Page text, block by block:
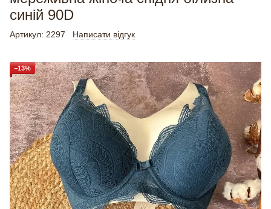
синій 90D
Артикул: 2297 Написати відгук
−13%